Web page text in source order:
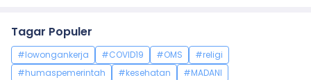
Tagar Populer
#lowongankerja #COVID19 #OMS
#religi
#humaspemerintah
#kesehatan #MADANI